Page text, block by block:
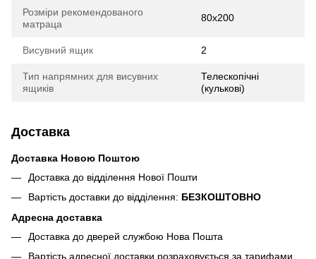
Розміри рекомендованого
матраца
80х200
Висувний ящик 2
Тип напрямних для висувних
ящиків
Телескопічні
(кулькові)
Доставка
Доставка Новою Поштою
Доставка до відділення Нової Пошти
Вартість доставки до відділення: БЕЗКОШТОВНО
Адресна доставка
Доставка до дверей службою Нова Пошта
Вартість адресної доставки розраховується за тарифами